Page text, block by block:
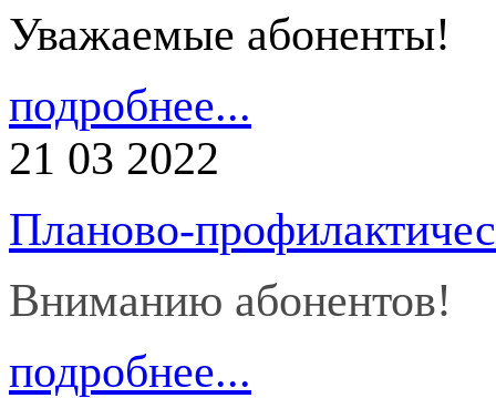
Уважаемые абоненты!
подробнее...
21 03 2022
Планово-
Вниманию абонентов!
подробнее...